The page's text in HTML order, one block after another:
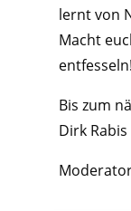
lernt von
Macht
entfesseln!
Bis zum
Dirk Rabis